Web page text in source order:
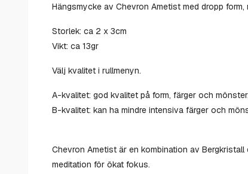
Hängsmycke av Chevron Ametist med dropp
Storlek: ca 2 x 3cm
Vikt: ca 13gr
Välj kvalitet i rullmenyn.
A-kvalitet: god kvalitet på form, färger och mönster.
B-kvalitet: kan ha mindre intensiva färger och
Chevron Ametist är en kombination av
meditation för ökat fokus.